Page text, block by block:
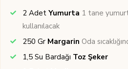
2 Adet Yumurta 1 tane
kullanılacak
250 Gr Margarin Oda
1,5 Su Bardağı Toz Şeker